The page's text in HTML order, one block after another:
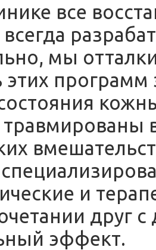
все
мы
этих программ
и
друг
эффект.